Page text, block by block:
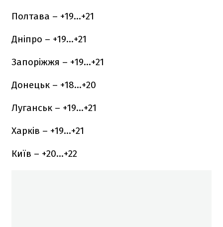
Полтава – +19…+21
Дніпро – +19…+21
Запоріжжя – +19…+21
Донецьк – +18…+20
Луганськ – +19…+21
Харків – +19…+21
Київ – +20…+22